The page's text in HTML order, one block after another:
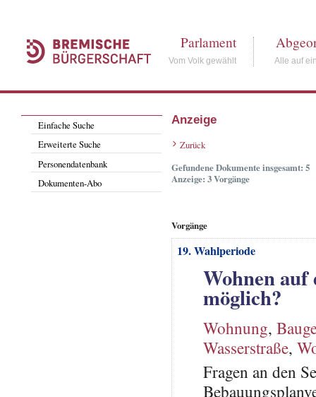
Parlament
Vom Volk gewählt Alle auf
Einfache Suche
Erweiterte Suche
Personendatenbank
Dokumenten-Abo
Anzeige
Zurück
Gefundene Dokumente insgesamt: 5
Anzeige: 3 Vorgänge
Vorgänge
19. Wahlperiode
Wohnen auf
möglich?
Wohnung,
Wasserstraße,
Fragen an den